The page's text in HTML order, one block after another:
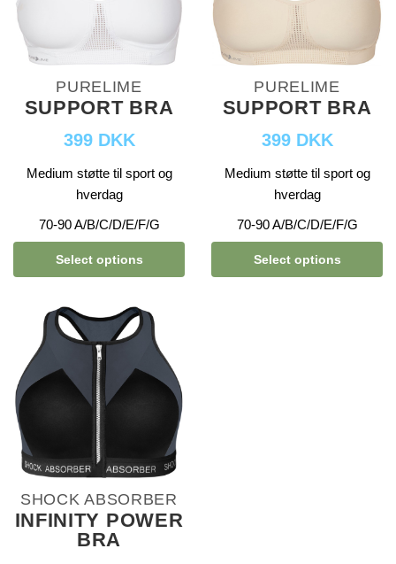
PURELIME
SUPPORT BRA
399 DKK
Medium støtte til sport og
hverdag
70-90 A/B/C/D/E/F/G
Select options
PURELIME
SUPPORT BRA
399 DKK
Medium støtte til sport og
hverdag
70-90 A/B/C/D/E/F/G
Select options
SHOCK ABSORBER
INFINITY POWER
BRA